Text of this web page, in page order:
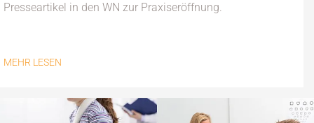
Presseartikel in den WN zur Praxiseröffnung.
MEHR LESEN